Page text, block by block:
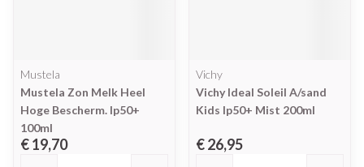
Mustela
Mustela Zon Melk Heel
Hoge Bescherm. Ip50+
100ml
€ 19,70
Vichy
Vichy Ideal Soleil A/sand
Kids Ip50+ Mist 200ml
€ 26,95